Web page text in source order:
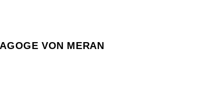
VON MERAN